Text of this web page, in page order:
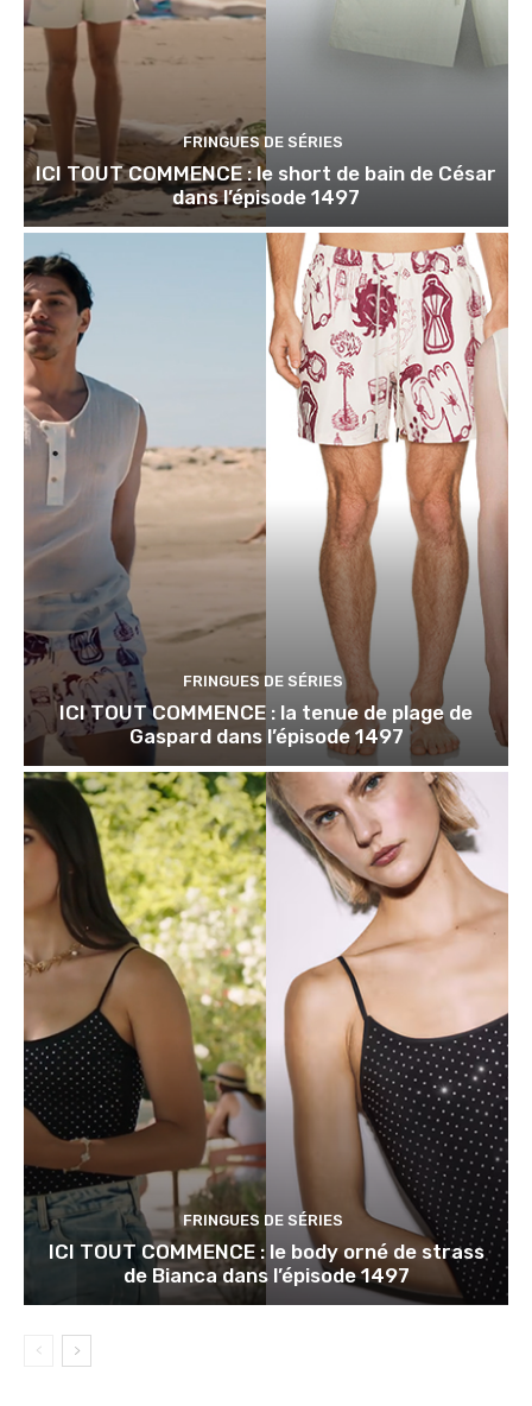
FRINGUES DE SÉRIES
ICI TOUT COMMENCE : le short de bain de César
dans l’épisode 1497
FRINGUES DE SÉRIES
ICI TOUT COMMENCE : la tenue de plage de
Gaspard dans l’épisode 1497
FRINGUES DE SÉRIES
ICI TOUT COMMENCE : le body orné de strass
de Bianca dans l’épisode 1497